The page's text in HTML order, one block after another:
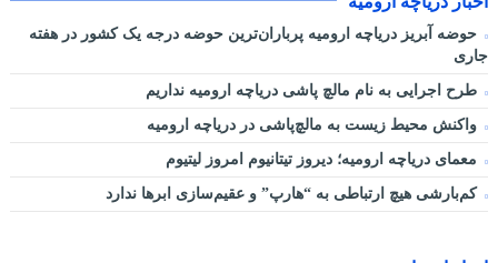
حوضه آبریز دریاچه ارومیه پرباران‌ترین حوضه‌ درجه یک کشور در هفته
جاری
طرح اجرایی به نام مالچ پاشی دریاچه ارومیه نداریم
واکنش محیط زیست به مالچ‌پاشی در دریاچه ارومیه
معمای دریاچه ارومیه؛ دیروز تیتانیوم امروز لیتیوم
کم‌بارشی هیچ ارتباطی به “هارپ” و عقیم‌سازی ابرها ندارد